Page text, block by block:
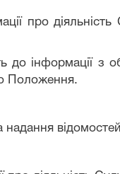
про
до інформації з
Положення.